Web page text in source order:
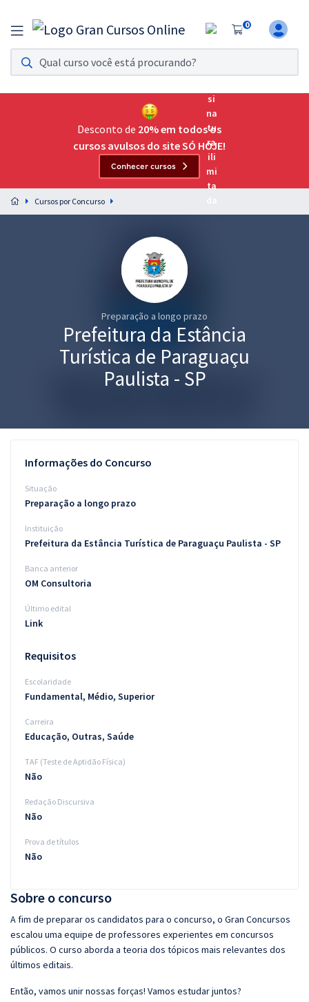
0
Assinatura Ilimitada 11
Acesso a todos os cursos. Teste grátis por 7 dias!
Assinatura OAB Até Passar
Acesso ilimitado a toda preparação para o Exame da
Preparação completa e intensiva para as principais
residências em saúde do Brasil
Graduação
Blog
Aprovados
Atendimento
Desconto de 20% em todos os
cursos avulsos do site SÓ HOJE!
Conhecer cursos
Cursos por Concurso
Preparação a longo prazo
Prefeitura da Estância
Turística de Paraguaçu
Paulista - SP
Sobre o concurso
A fim de preparar os candidatos para o concurso, o Gran Concursos
escalou uma equipe de professores experientes em concursos
públicos. O curso aborda a teoria dos tópicos mais relevantes dos
últimos editais.
Então, vamos unir nossas forças! Vamos estudar juntos?
Informações do Concurso
Situação
Preparação a longo prazo
Instituição
Prefeitura da Estância Turística de Paraguaçu Paulista - SP
Banca anterior
OM Consultoria
Último edital
Link
Requisitos
Escolaridade
Fundamental, Médio, Superior
Carreira
Educação, Outras, Saúde
TAF (Teste de Aptidão Física)
Não
Redação Discursiva
Não
Prova de títulos
Não